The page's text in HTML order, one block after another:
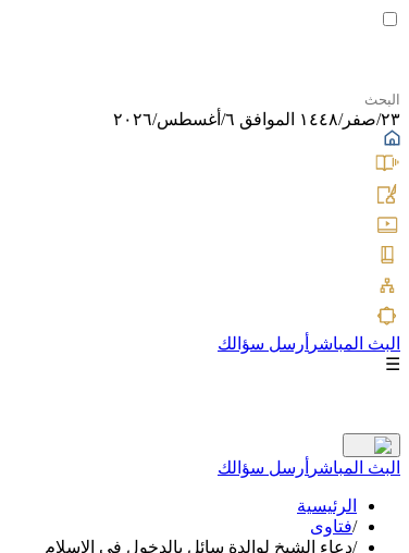
٢٣/صفر/١٤٤٨ الموافق ٦/أغسطس/٢٠٢٦
البث المباشر أرسل سؤالك
☰
البث المباشر أرسل سؤالك
الرئيسية
/فتاوى
/دعاء الشيخ لوالدة سائل بالدخول في الإسلام